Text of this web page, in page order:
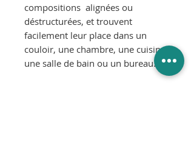
compositions alignées ou
déstructurées, et trouvent
facilement leur place dans un
couloir, une chambre, une cuisine,
une salle de bain ou un bureau.